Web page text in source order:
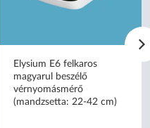
Elysium E6 felkaros
magyarul beszélő
vérnyomásmérő
(mandzsetta: 22-42 cm)